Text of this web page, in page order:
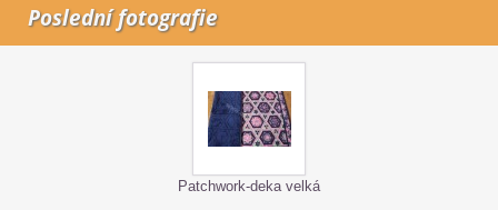
Poslední fotografie
Patchwork-deka velká